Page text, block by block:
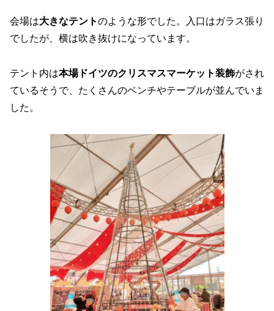
会場は大きなテントのような形でした。入口はガラス張り
でしたが、横は吹き抜けになっています。
テント内は本場ドイツのクリスマスマーケット装飾がされ
ているそうで、たくさんのベンチやテーブルが並んでいま
した。